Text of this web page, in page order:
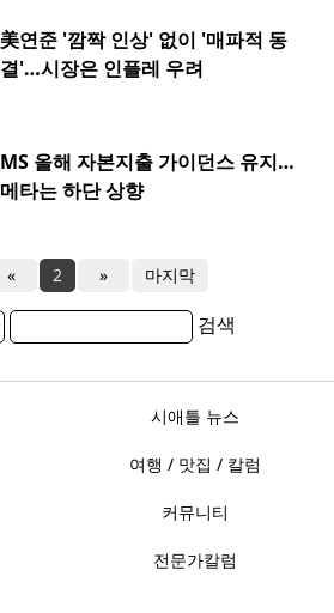
美연준 '깜짝 인상' 없이 '매파적 동
결'…시장은 인플레 우려
MS 올해 자본지출 가이던스 유지…
메타는 하단 상향
« 2 » 마지막
검색
시애틀 뉴스
여행 / 맛집 / 칼럼
커뮤니티
전문가칼럼